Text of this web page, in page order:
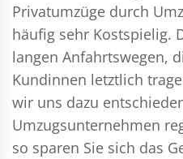
Privatumzüge durch
häufig sehr Kostspielig.
langen Anfahrtswegen,
Kundinnen letztlich
wir uns dazu
Umzugsunternehmen
so sparen Sie sich das